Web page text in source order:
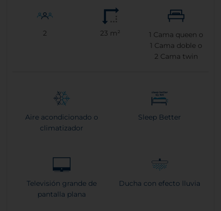
2 23 m² 1 Cama queen o
1 Cama doble o
2 Cama twin
Aire acondicionado o
climatizador
Sleep Better
Televisión grande de
pantalla plana
Ducha con efecto lluvia